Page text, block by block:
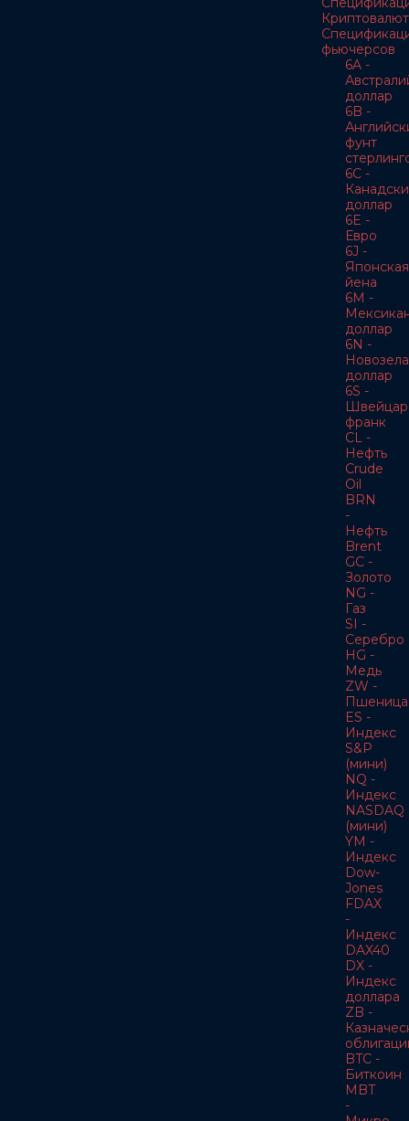
Криптовалют
фьючерсов
6A -
доллар
6B -
фунт
6C -
доллар
6E -
Евро
6J -
Японская
йена
6M -
доллар
6N -
доллар
6S -
франк
CL -
Нефть
Crude
Oil
BRN
-
Нефть
Brent
GC -
Золото
NG -
Газ
SI -
Серебро
HG -
Медь
ZW -
Пшеница
ES -
Индекс
S&P
(мини)
NQ -
Индекс
NASDAQ
(мини)
YM -
Индекс
Dow-
Jones
FDAX
-
Индекс
DAX40
DX -
Индекс
доллара
ZB -
BTC -
Биткоин
MBT
-